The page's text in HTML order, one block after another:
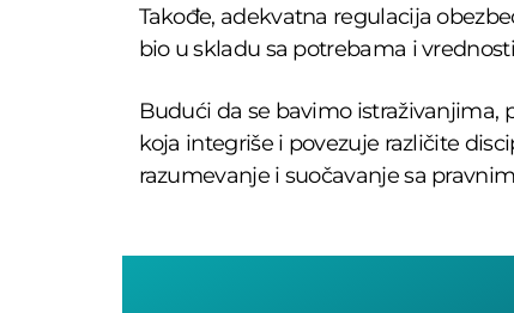
Takođe, adekvatna regulacija
bio u skladu sa potrebama i
Budući da se bavimo
koja integriše i povezuje različite
razumevanje i suočavanje sa